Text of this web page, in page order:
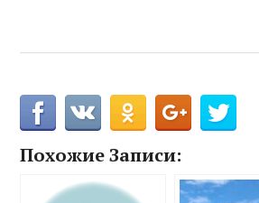
Похожие Записи: